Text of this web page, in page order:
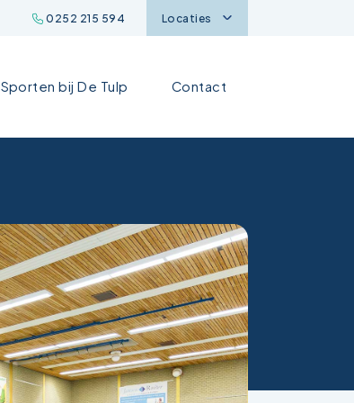
0252 215 594 Locaties
Sporten bij De Tulp Contact